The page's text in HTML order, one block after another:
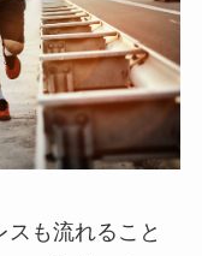
も流れること